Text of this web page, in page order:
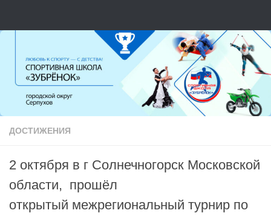
ДОСТИЖЕНИЯ
2 октября в г Солнечногорск Московской
области, прошёл
открытый межрегиональный турнир по